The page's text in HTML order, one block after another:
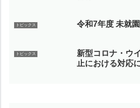
トピックス 令和7年度 未就
トピックス
新型コロナ・ウ
止における対応